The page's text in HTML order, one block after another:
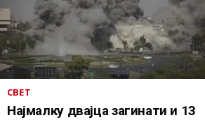
СВЕТ
Најмалку двајца загинати и 13